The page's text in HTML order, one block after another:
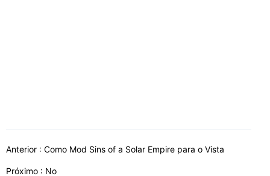
Anterior : Como Mod Sins of a Solar Empire para o Vista
Próximo : No